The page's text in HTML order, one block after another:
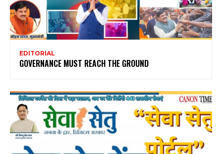
EDITORIAL
GOVERNANCE MUST REACH THE GROUND